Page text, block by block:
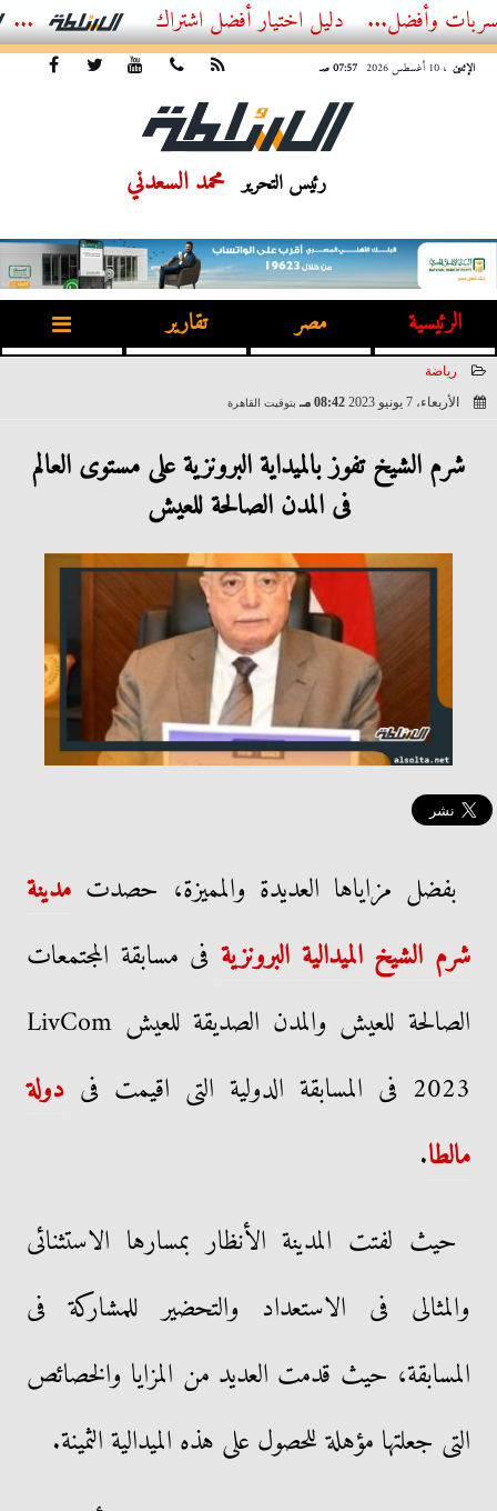
الدليل الشامل للهوتلاين العقاري في مصر – تواصل مباشر مع...
الإثنين ، 10 أغسطس 2026 07:57 صـ
رئيس التحرير محمد السعدني
الرئيسية مصر تقارير
رياضة
الأربعاء، 7 يونيو 2023
08:42 مـ بتوقيت القاهرة
شرم الشيخ تفوز بالميداية البرونزية على مستوى العالم
فى المدن الصالحة للعيش
بفضل مزاياها العديدة والمميزة، حصدت مدينة
شرم الشيخ الميدالية البرونزية فى مسابقة المجتمعات
الصالحة للعيش والمدن الصديقة للعيش LivCom
2023 فى المسابقة الدولية التى اقيمت فى
دولة
مالطا.
حيث لفتت المدينة الأنظار بمسارها الاستثنائى
والمثالى فى الاستعداد والتحضير للمشاركة فى
المسابقة، حيث قدمت العديد من المزايا والخصائص
التى جعلتها مؤهلة للحصول على هذه الميدالية الثمينة.